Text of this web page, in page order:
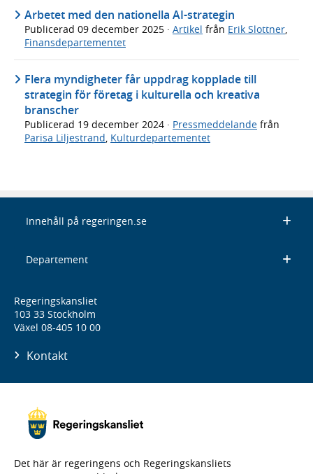
Arbetet med den nationella AI-strategin
Publicerad 09 december 2025 · Artikel från Erik Slottner,
Finansdepartementet
Flera myndigheter får uppdrag kopplade till
strategin för företag i kulturella och kreativa
branscher
Publicerad 19 december 2024 · Pressmeddelande från
Parisa Liljestrand Kulturdepartementet
Innehåll på regeringen.se
Departement
Regeringskansliet
103 33 Stockholm
Växel 08-405 10 00
Kontakt
Det här är regeringens och Regeringskansliets